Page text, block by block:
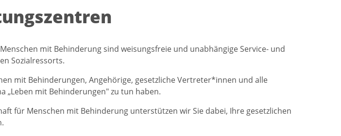
mit Behinderung sind weisungsfreie und unabhängige Service- und
Sozialressorts.
mit Behinderungen, Angehörige, gesetzliche Vertreter*innen und alle
„Leben mit Behinderungen" zu tun haben.
für Menschen mit Behinderung unterstützen wir Sie dabei, Ihre gesetzlichen